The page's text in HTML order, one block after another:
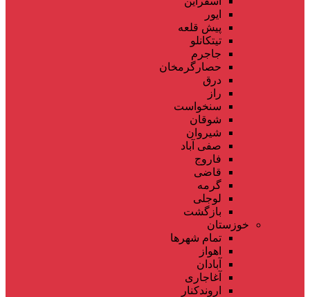
ایور
پیش قلعه
تیتکانلو
جاجرم
حصارگرمخان
درق
راز
سنخواست
شوقان
شیروان
صفی آباد
فاروج
قاضی
گرمه
لوجلی
بازگشت
خوزستان
تمام شهر‌ها
اهواز
آبادان
آغاجاری
اروندکنار